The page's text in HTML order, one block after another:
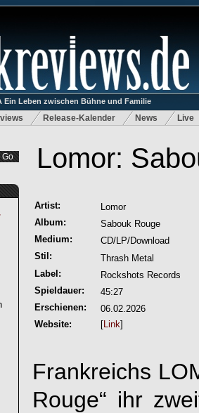
Ein Leben zwischen Bühne und Familie
Release-Kalender News Live
Lomor:
Artist:
Lomor
Album:
Sabouk Rouge
Medium:
CD/LP/Download
Stil:
Thrash Metal
Label:
Rockshots Records
Spieldauer:
45:27
Erschienen:
06.02.2026
Website:
[Link]
Frankreichs
Rouge“ ihr